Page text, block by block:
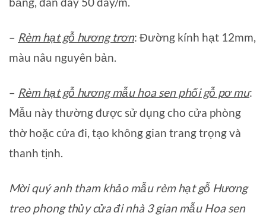
– Rèm hạt gỗ hương trơn: Đường kính hạt 12mm,
màu nâu nguyên bản.
– Rèm hạt gỗ hương mẫu hoa sen phối gỗ pơ mu:
Mẫu này thường được sử dụng cho cửa phòng
thờ hoặc cửa đi, tạo không gian trang trọng và
thanh tịnh.
Mời quý anh tham khảo mẫu rèm hạt gỗ Hương
treo phong thủy cửa đi nhà 3 gian mẫu Hoa sen